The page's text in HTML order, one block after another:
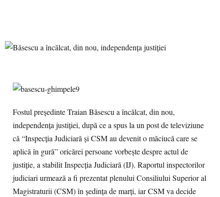
Fostul preşedinte Traian Băsescu a încălcat, din nou,
independenţa justiţiei, după ce a spus la un post de televiziune
că “Inspecţia Judiciară şi CSM au devenit o măciucă care se
aplică în gură” oricărei persoane vorbeşte despre actul de
justiţie, a stabilit Inspecţia Judiciară (IJ). Raportul inspectorilor
judiciari urmează a fi prezentat plenului Consiliului Superior al
Magistraturii (CSM) în şedinţa de marţi, iar CSM va decide